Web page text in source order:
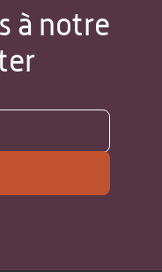
à notre